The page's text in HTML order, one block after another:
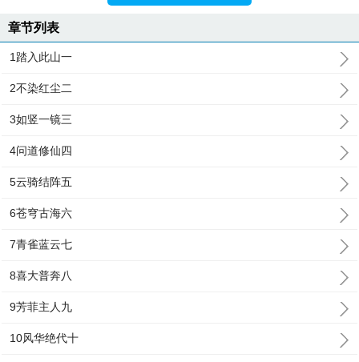
章节列表
1踏入此山一
2不染红尘二
3如竖一镜三
4问道修仙四
5云骑结阵五
6苍穹古海六
7青雀蓝云七
8喜大普奔八
9芳菲主人九
10风华绝代十